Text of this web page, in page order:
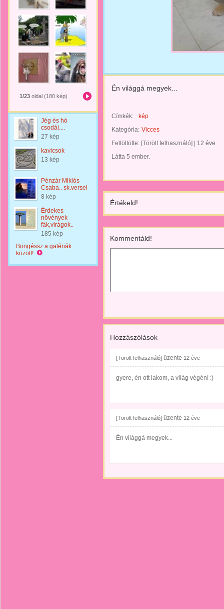
1/23 oldal (180 kép)
Jég és hó
csodái....
27 kép
kavicsok
13 kép
Pénzár Miklós
Csaba.. sk.versei
8 kép
Érdekes
növények
fák,virágok..
185 kép
Böngéssz a galériák
között!
Én világgá megyek...
Címkék:
kép
Kategória: Vicces
Feltöltötte: [Törölt felhasználó]
12 éve
Látta 5 ember.
Értékeld!
Kommentáld!
Hozzászólások
[Törölt felhasználó] üzente 12 éve
gyere, én ott lakom, a világ végén! :)
[Törölt felhasználó] üzente 12 éve
Én világgá megyek...